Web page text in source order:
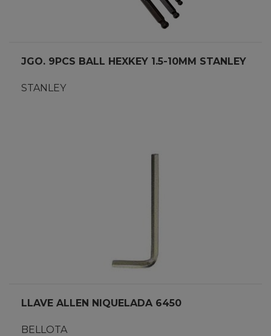
JGO. 9PCS BALL HEXKEY 1.5-10MM STANLEY
STANLEY
LLAVE ALLEN NIQUELADA 6450
BELLOTA